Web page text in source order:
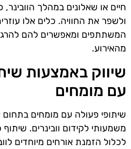
חיים או שאלונים במהלך הוובינר,
ולשפר את החוויה. כלים אלו
המשתתפים ומאפשרים להם
מהאירוע.
שיווק באמצעות
עם מומחים
שיתופי פעולה עם מומחים בתחום
משמעותי לקידום וובינרים.
לכלול הזמנת אורחים מיוחדים